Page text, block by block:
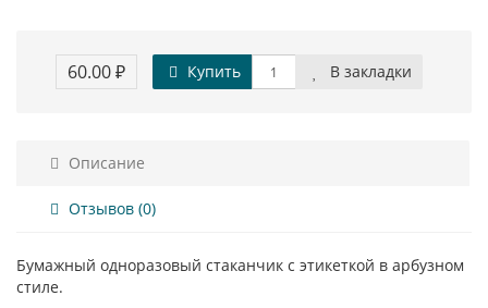
60.00 ₽ Купить В закладки
Описание
Отзывов (0)
Бумажный одноразовый стаканчик с этикеткой в арбузном
стиле.